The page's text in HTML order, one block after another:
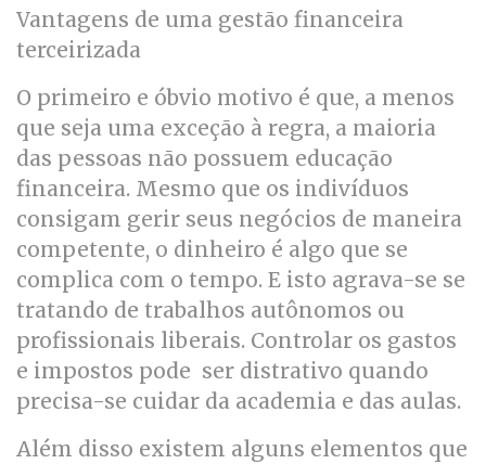
Vantagens de uma gestão financeira
terceirizada
O primeiro e óbvio motivo é que, a menos
que seja uma exceção à regra, a maioria
das pessoas não possuem educação
financeira. Mesmo que os indivíduos
consigam gerir seus negócios de maneira
competente, o dinheiro é algo que se
complica com o tempo. E isto agrava-se se
tratando de trabalhos autônomos ou
profissionais liberais. Controlar os gastos
e impostos pode ser distrativo quando
precisa-se cuidar da academia e das aulas.
Além disso existem alguns elementos que